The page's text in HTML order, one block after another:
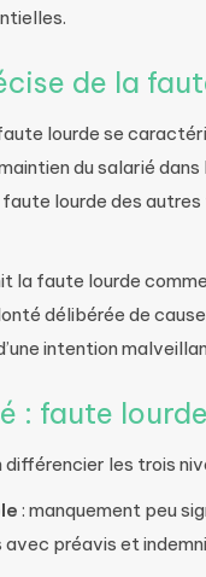
de la
lourde se
du salarié
lourde des
la faute lourde
délibérée de
intention
: faute
différencier les trois
: manquement peu
avec préavis et